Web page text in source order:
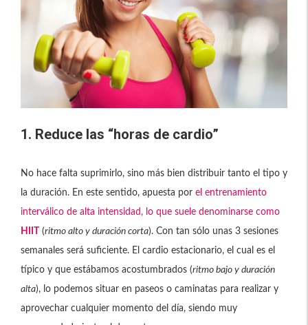
1. Reduce las “horas de cardio”
No hace falta suprimirlo, sino más bien distribuir tanto el tipo y
la duración. En este sentido, apuesta por el entrenamiento
interválico de alta intensidad, lo que suele denominarse como
HIIT (ritmo alto y duración corta). Con tan sólo unas 3 sesiones
semanales será suficiente. El cardio estacionario, el cual es el
típico y que estábamos acostumbrados (ritmo bajo y duración
alta), lo podemos situar en paseos o caminatas para realizar y
aprovechar cualquier momento del día, siendo muy